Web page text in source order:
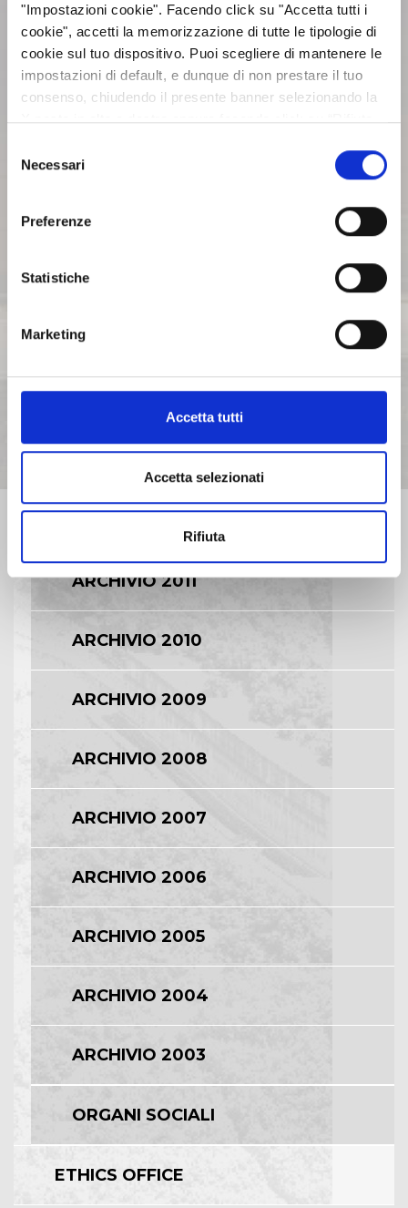
"Impostazioni cookie". Facendo click su "Accetta tutti i
cookie", accetti la memorizzazione di tutte le tipologie di
cookie sul tuo dispositivo. Puoi scegliere di mantenere le
impostazioni di default, e dunque di non prestare il tuo
consenso, chiudendo il presente banner selezionando la
X posta in alto a destra oppure facendo click su “Rifiuta
assenza dei cookie diversi da quelli tecnici. Per maggiori
informazioni puoi consultare la nostra politica sui cookie
delNecessari
Preferenze
Statistiche
Marketing
Accetta tutti
Accetta selezionati
Rifiuta
BILANCI E RELAZIONI
INTERMEDIE
ASSEMBLEE
COMUNICATI STAMPA
ARCHIVIO 2017
ARCHIVIO 2016
ARCHIVIO 2015
ARCHIVIO 2011
ARCHIVIO 2010
ARCHIVIO 2009
ARCHIVIO 2008
ARCHIVIO 2007
ARCHIVIO 2006
ARCHIVIO 2005
ARCHIVIO 2004
ARCHIVIO 2003
ORGANI SOCIALI
ETHICS OFFICE